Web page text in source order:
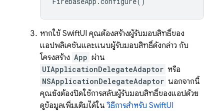
หากใช้ SwiftUI คุณต้องสร้างผู้รับมอบสิทธิ์ของ
แอปพลิเคชันและแนบผู้รับมอบสิทธิ์ดังกล่าว กับ
โครงสร้าง App ผ่าน
UIApplicationDelegateAdaptor หรือ
NSApplicationDelegateAdaptor นอกจากนี้
คุณยังต้องปิดใช้การสลับผู้รับมอบสิทธิ์ของแอปด้วย
ดูข้อมูลเพิ่มเติมได้ในวิธีการสำหรับ SwiftUI